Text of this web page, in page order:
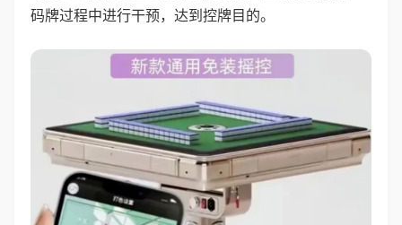
码牌过程中进行干预，达到控牌目的。